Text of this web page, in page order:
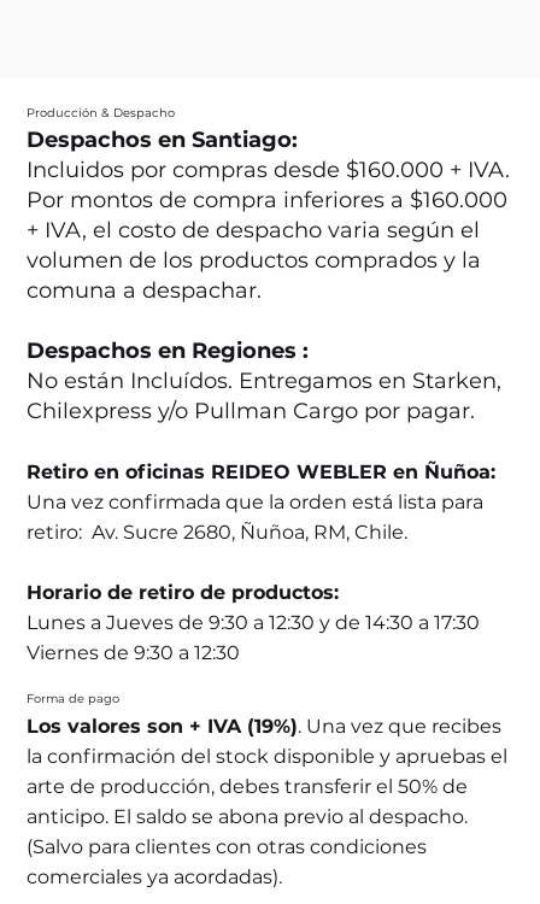
Producción & Despacho
Despachos en Santiago:
Incluidos por compras desde $160.000 + IVA.
Por montos de compra inferiores a $160.000
+ IVA, el costo de despacho varia según el
volumen de los productos comprados y la
comuna a despachar.
Despachos en Regiones :
No están Incluídos. Entregamos en Starken,
Chilexpress y/o Pullman Cargo por pagar.
Retiro en oficinas REIDEO WEBLER en Ñuñoa:
Una vez confirmada que la orden está lista para
retiro: Av. Sucre 2680, Ñuñoa, RM, Chile.
Horario de retiro de productos:
Lunes a Jueves de 9:30 a 12:30 y de 14:30 a 17:30
Viernes de 9:30 a 12:30
Forma de pago
Los valores son + IVA (19%). Una vez que recibes
la confirmación del stock disponible y apruebas el
arte de producción, debes transferir el 50% de
anticipo. El saldo se abona previo al despacho.
(Salvo para clientes con otras condiciones
comerciales ya acordadas).